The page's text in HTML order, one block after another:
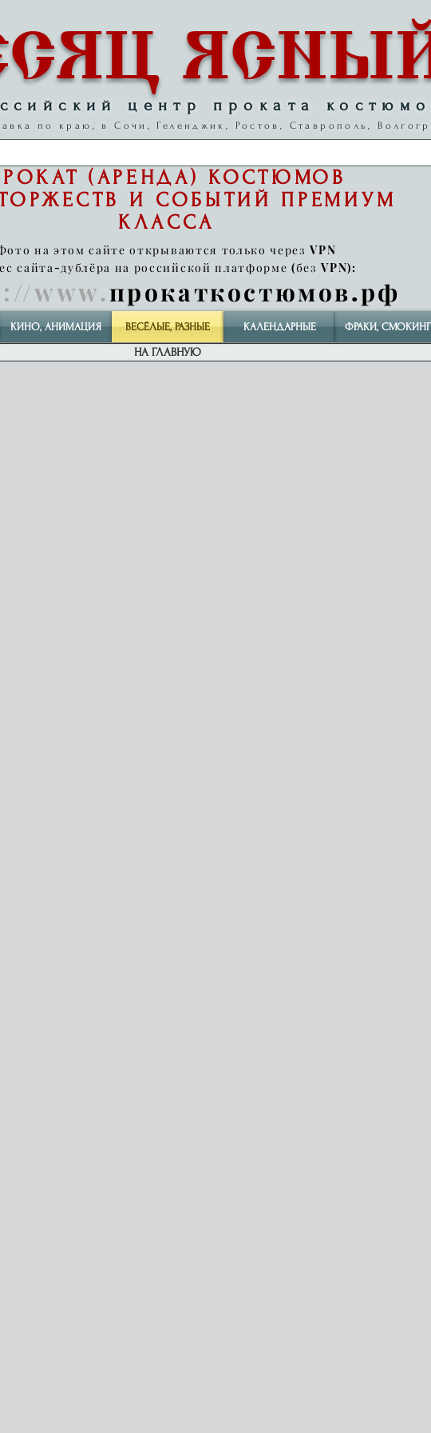
центр проката
по краю, в Сочи, Геленджик, Ростов, Ставрополь,
(АРЕНДА) КОСТЮМОВ
И СОБЫТИЙ
ПРЕМИУМ
КЛАССА
на этом сайте открываются только через VPN
сайта-дублёра на российской платформе (без VPN):
www.прокаткостюмов.рф
КИНО, АНИМАЦИЯ ВЕСЁЛЫЕ, РАЗНЫЕ КАЛЕНДАРНЫЕ ФРАКИ,
НА ГЛАВНУЮ